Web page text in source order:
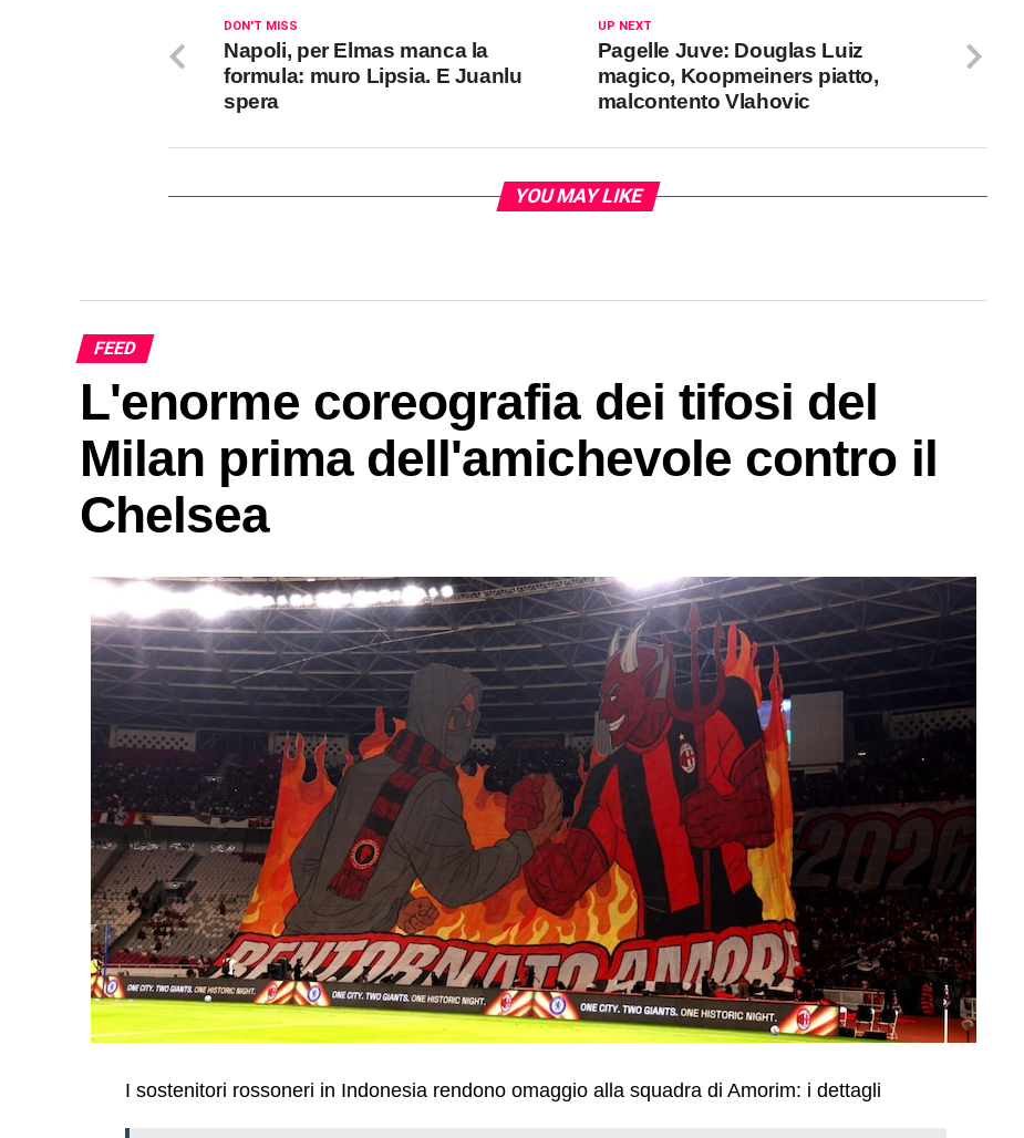
UP NEXT
Pagelle Juve: Douglas Luiz
magico, Koopmeiners piatto,
malcontento Vlahovic
DON'T MISS
Napoli, per Elmas manca la
formula: muro Lipsia. E Juanlu
spera
YOU MAY LIKE
FEED
L'enorme coreografia dei tifosi del
Milan prima dell'amichevole contro il
Chelsea
I sostenitori rossoneri in Indonesia rendono omaggio alla squadra di Amorim: i dettagli